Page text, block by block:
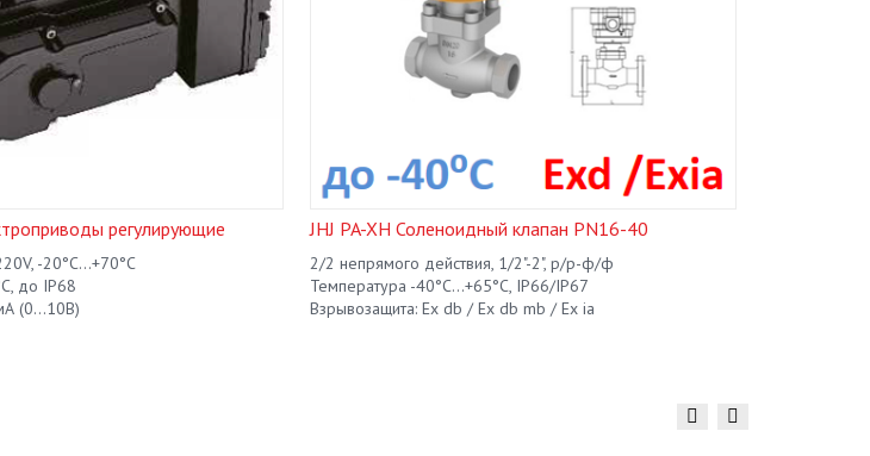
регулирующие
-20°С...+70°С
до IP68
(0...10В)
JHJ PA-XH Соленоидный клапан PN16-40
2/2 непрямого действия, 1/2"-2", р/р-ф/ф
Температура -40°С...+65°С, IP66/IP67
Взрывозащита: Ех db / Ex db mb / Ex ia